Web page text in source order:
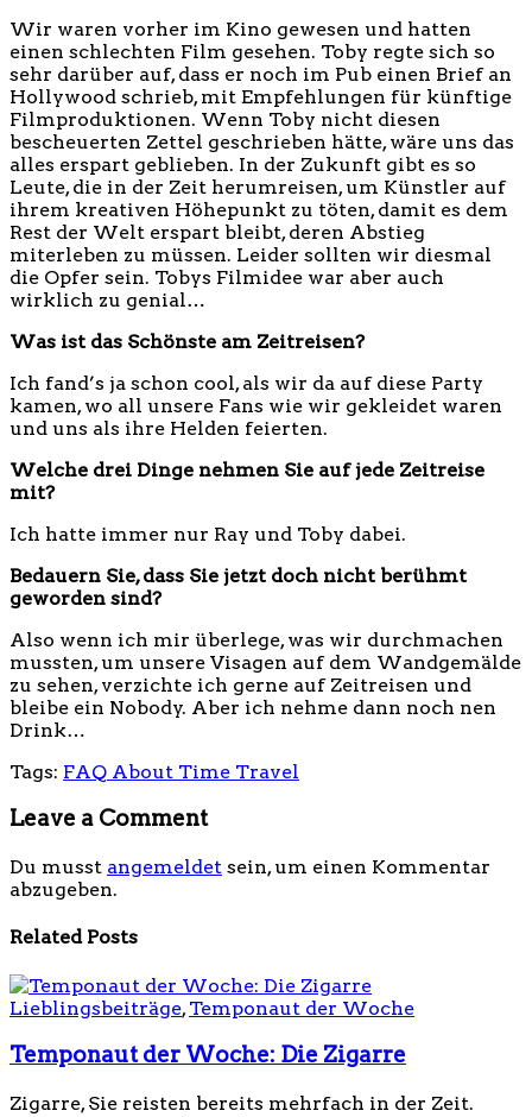
Wir waren vorher im Kino gewesen und hatten
einen schlechten Film gesehen. Toby regte sich so
sehr darüber auf, dass er noch im Pub einen Brief an
Hollywood schrieb, mit Empfehlungen für künftige
Filmproduktionen. Wenn Toby nicht diesen
bescheuerten Zettel geschrieben hätte, wäre uns das
alles erspart geblieben. In der Zukunft gibt es so
Leute, die in der Zeit herumreisen, um Künstler auf
ihrem kreativen Höhepunkt zu töten, damit es dem
Rest der Welt erspart bleibt, deren Abstieg
miterleben zu müssen. Leider sollten wir diesmal
die Opfer sein. Tobys Filmidee war aber auch
wirklich zu genial…
Was ist das Schönste am Zeitreisen?
Ich fand’s ja schon cool, als wir da auf diese Party
kamen, wo all unsere Fans wie wir gekleidet waren
und uns als ihre Helden feierten.
Welche drei Dinge nehmen Sie auf jede Zeitreise
mit?
Ich hatte immer nur Ray und Toby dabei.
Bedauern Sie, dass Sie jetzt doch nicht berühmt
geworden sind?
Also wenn ich mir überlege, was wir durchmachen
mussten, um unsere Visagen auf dem Wandgemälde
zu sehen, verzichte ich gerne auf Zeitreisen und
bleibe ein Nobody. Aber ich nehme dann noch nen
Drink…
Tags: FAQ About Time Travel
Leave a Comment
Du musst angemeldet sein, um einen Kommentar
abzugeben.
Related Posts
Lieblingsbeiträge,Temponaut der Woche
Temponaut der Woche: Die Zigarre
Zigarre, Sie reisten bereits mehrfach in der Zeit.